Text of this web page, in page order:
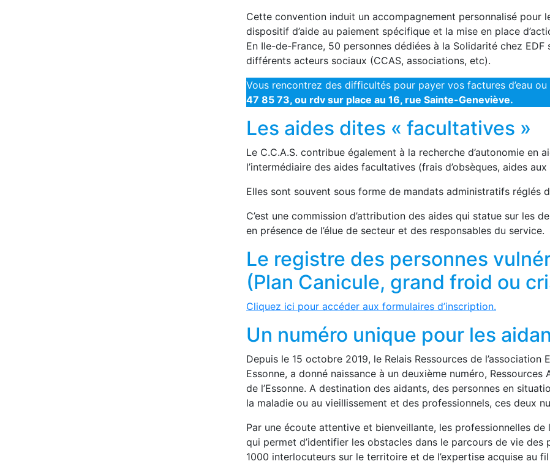
Cette convention induit un accompagnement personnalisé pour
dispositif d’aide au paiement spécifique et la mise en place
En Ile-de-France, 50 personnes dédiées à la Solidarité chez
différents acteurs sociaux (CCAS, associations, etc).
Vous rencontrez des difficultés pour payer vos factures d’eau
47 85 73, ou rdv sur place au 16, rue Sainte-Geneviève.
Les aides dites « facultatives »
Le C.C.A.S. contribue également à la recherche d’autonomie en
l’intermédiaire des aides facultatives (frais d’obsèques, aides
Elles sont souvent sous forme de mandats administratifs réglés
C’est une commission d’attribution des aides qui statue sur les
en présence de l’élue de secteur et des responsables du service.
Le registre des personnes
(Plan Canicule, grand froid ou
Cliquez ici pour accéder aux formulaires d’inscription.
Un numéro unique pour les
Depuis le 15 octobre 2019, le Relais Ressources de l’association
Essonne, a donné naissance à un deuxième numéro,
de l’Essonne. A destination des aidants, des personnes en
la maladie ou au vieillissement et des professionnels, ces deux
Par une écoute attentive et bienveillante, les professionnelles de
qui permet d’identifier les obstacles dans le parcours de vie des
1000 interlocuteurs sur le territoire et de l’expertise acquise au